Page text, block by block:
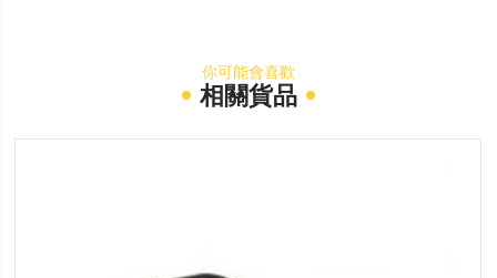
你可能會喜歡
相關貨品